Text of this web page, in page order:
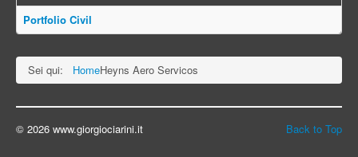
Portfolio Civil
Sei qui: HomeHeyns Aero Servicos
Back to Top
© 2026 www.giorgiociarini.it